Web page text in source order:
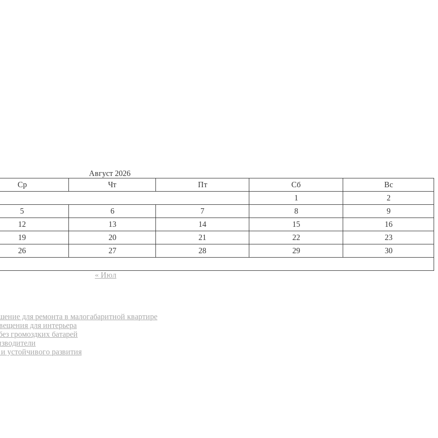
Август 2026
Ср Чт Пт Сб
Вс
1
2
5 6 7 8
9
12 13 14 15
16
19 20 21 22
23
26 27 28 29
30
« Июл
для ремонта в малогабаритной квартире
для интерьера
громоздких батарей
устойчивого развития